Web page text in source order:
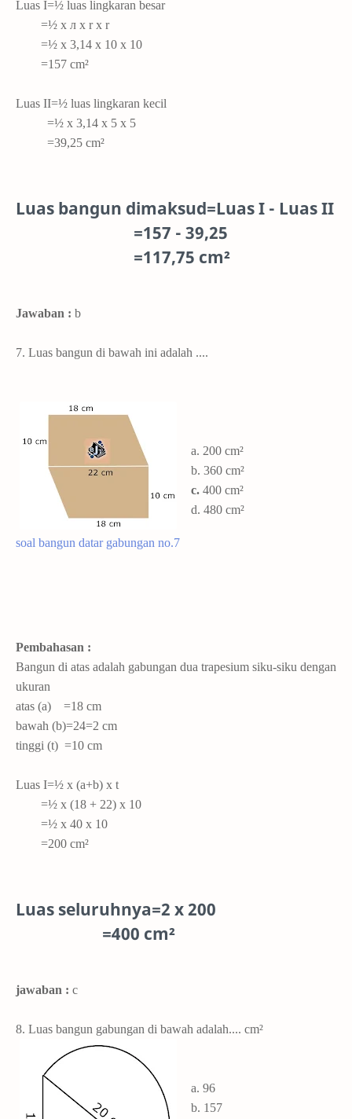
Luas I=½ luas lingkaran besar
=½ x л x r x r
=½ x 3,14 x 10 x 10
=157 cm²
Luas II=½ luas lingkaran kecil
=½ x 3,14 x 5 x 5
=39,25 cm²
Luas bangun dimaksud=Luas I - Luas II
=157 - 39,25
=117,75 cm²
Jawaban : b
7. Luas bangun di bawah ini adalah ....
soal bangun datar gabungan no.7
a. 200 cm²
b. 360 cm²
c. 400 cm²
d. 480 cm²
Pembahasan :
Bangun di atas adalah gabungan dua trapesium siku-siku dengan
ukuran
atas (a) =18 cm
bawah (b)=24=2 cm
tinggi (t) =10 cm
Luas I=½ x (a+b) x t
=½ x (18 + 22) x 10
=½ x 40 x 10
=200 cm²
Luas seluruhnya=2 x 200
=400 cm²
jawaban : c
8. Luas bangun gabungan di bawah adalah.... cm²
a. 96
b. 157